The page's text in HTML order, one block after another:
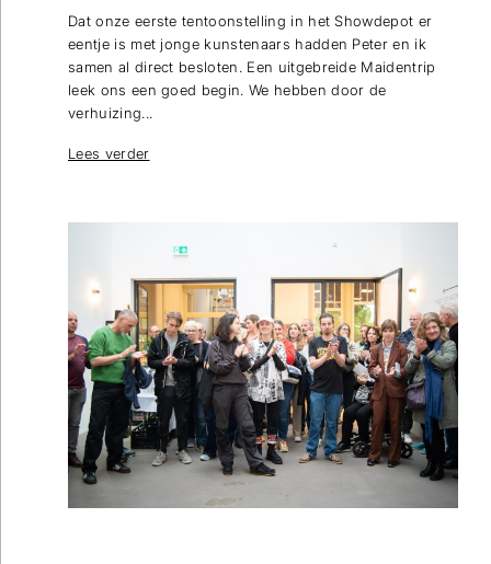
Dat onze eerste tentoonstelling in het Showdepot er
eentje is met jonge kunstenaars hadden Peter en ik
samen al direct besloten. Een uitgebreide Maidentrip
leek ons een goed begin. We hebben door de
verhuizing...
Lees verder